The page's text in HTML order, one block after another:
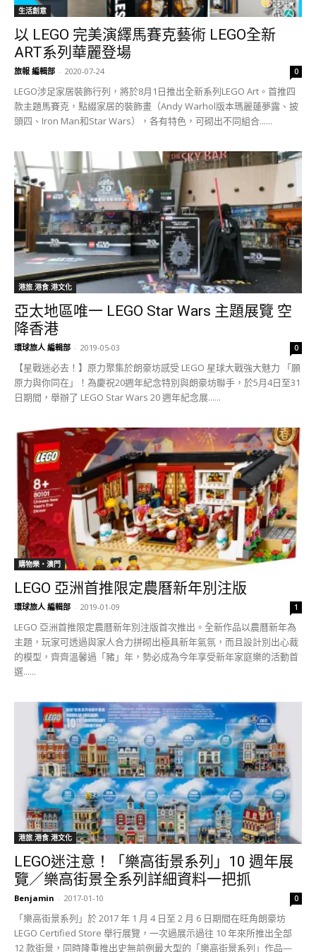
生活創意
以 LEGO 完美演繹馬賽克藝術 LEGO全新
ART系列華麗登場
旅報 編輯部 - 2020-07-24 0
LEGO涉足家居裝飾行列，將於8月1日推出全新系列LEGO Art。首推四
款主題馬賽克，點綴家居的裝飾畫（Andy Warhol版本瑪麗蓮夢露、披
頭四、Iron Man和Star Wars），各有特色，可砌出不同組合......
港旅.港食.港文化
亞太地區唯一 LEGO Star Wars 主題展覽 空
降香港
環球旅人 編輯部 - 2019-05-03 0
【星戰迷必去！】原力聚集於朗豪坊感受 LEGO 星球大戰強大魅力 「願
原力與你同在」！為慶祝20週年紀念特別與朗豪坊聯手，於5月4日至31
日期間，舉辦了 LEGO Star Wars 20 週年紀念展......
購物樂‧澳門
LEGO 亞洲首推限定農曆新年別注版
環球旅人 編輯部 - 2019-01-09 1
LEGO 亞洲首推限定農曆新年別注版首次推出。全新作品以農曆新年為
主題，玩家可透過與家人合力拼砌出極具新年氣氛，而且設計別出心裁
的模型，齊齊溫馨過「豬」年，勢必成為今年享受新年家庭樂的活動首
選......
港旅.港食.港文化
LEGO迷注意！「樂高街景系列」10 週年展
覽／樂高街景全系列詳細資料一把抓
Benjamin - 2017-01-10 0
「樂高街景系列」於 2017 年 1 月 4 日至 2 月 6 日期間在旺角朗豪坊
LEGO Certified Store 舉行展覽，一次過展示過往 10 年來所推出全部
12 款街景，同時隆重推出史無前例最大型的「樂高街景系列」作品—